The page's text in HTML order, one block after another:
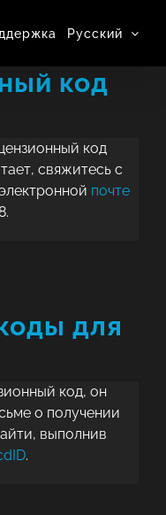
Pусский
код
код
свяжитесь с
почте
для
код, он
о получении
выполнив
.